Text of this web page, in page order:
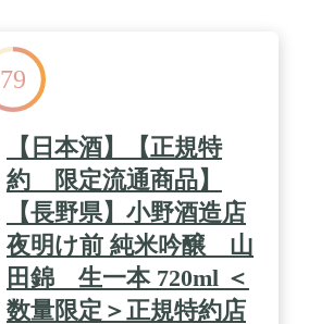
79
【日本酒】【正規特
約 限定流通商品】
【長野県】小野酒造店
夜明け前 純米吟醸 山
田錦 生一本 720ml ＜
数量限定＞正規特約店